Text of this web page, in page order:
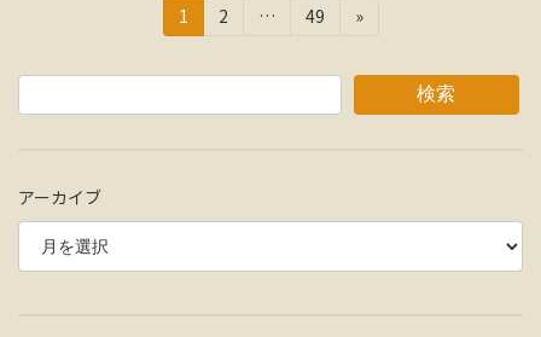
ジ
送
固
定
ジ
1
固
ジ
2 …
固
ジ
49 »
検索
アーカイブ